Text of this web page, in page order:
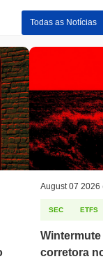
mais amplo?
, ficando abaixo do
de0.51%. Isso
de DCHF em
Todas as Notícias
August 07 2026
SEC ETFS
corretora